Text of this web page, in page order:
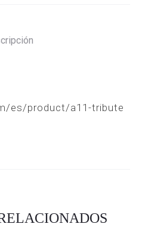
es/product/a11-tribute